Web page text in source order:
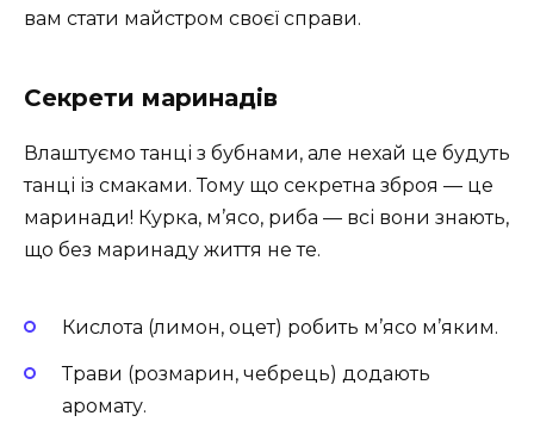
вам стати майстром своєї справи.
Секрети маринадів
Влаштуємо танці з бубнами, але нехай це будуть
танці із смаками. Тому що секретна зброя — це
маринади! Курка, м’ясо, риба — всі вони знають,
що без маринаду життя не те.
Кислота (лимон, оцет) робить м’ясо м’яким.
Трави (розмарин, чебрець) додають
аромату.